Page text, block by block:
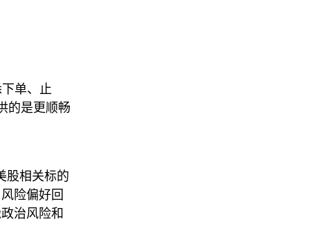
单、止
的是更顺畅
股相关标的
险偏好回
治风险和